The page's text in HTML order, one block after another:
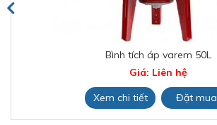
Bình tích áp varem 50L
Giá: Liên hệ
Xem chi tiết
Đặt mua